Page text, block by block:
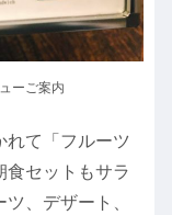
ーご案内
れて「フルーツ
食セットもサラ
、デザート、